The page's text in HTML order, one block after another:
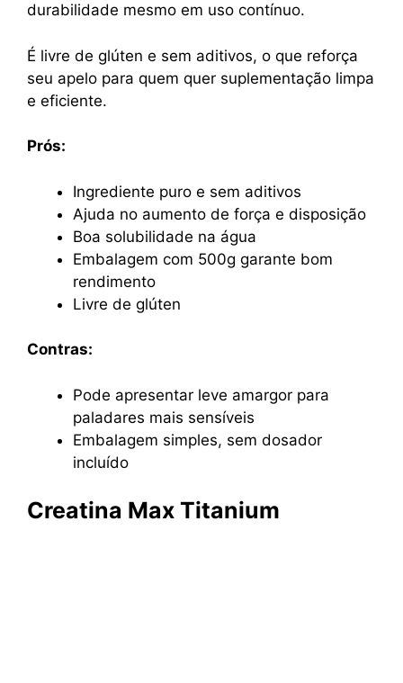
durabilidade mesmo em uso contínuo.
É livre de glúten e sem aditivos, o que reforça
seu apelo para quem quer suplementação limpa
e eficiente.
Prós:
Ingrediente puro e sem aditivos
Ajuda no aumento de força e disposição
Boa solubilidade na água
Embalagem com 500g garante bom
rendimento
Livre de glúten
Contras:
Pode apresentar leve amargor para
paladares mais sensíveis
Embalagem simples, sem dosador
incluído
Creatina Max Titanium